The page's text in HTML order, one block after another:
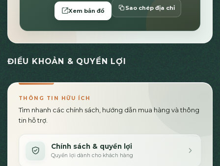
Xem bản đồ Sao chép địa chỉ
ĐIỀU KHOẢN & QUYỀN LỢI
THÔNG TIN HỮU ÍCH
Tìm nhanh các chính sách, hướng dẫn mua hàng và thông
tin hỗ trợ.
Chính sách & quyền lợi
Quyền lợi dành cho khách hàng